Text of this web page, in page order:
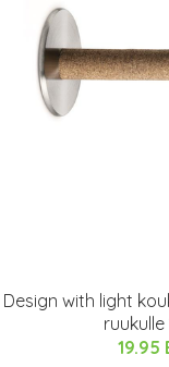
Design with light
ruukulle
19.95